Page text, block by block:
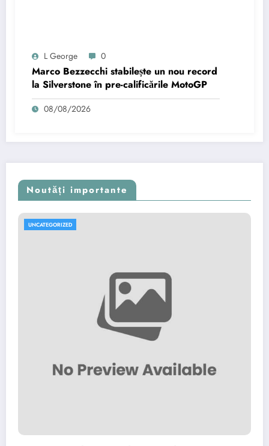
L George 0
Marco Bezzecchi stabilește un nou record
la Silverstone în pre-calificările MotoGP
08/08/2026
Noutăți importante
UNCATEGORIZED